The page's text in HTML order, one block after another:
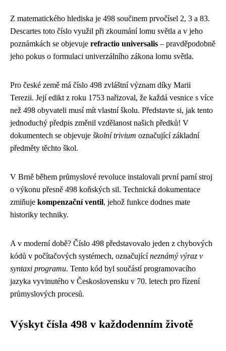
Z matematického hlediska je 498 součinem prvočísel 2, 3 a 83.
Descartes toto číslo využil při zkoumání lomu světla a v jeho
poznámkách se objevuje refractio universalis – pravděpodobně
jeho pokus o formulaci univerzálního zákona lomu světla.
Pro české země má číslo 498 zvláštní význam díky Marii
Terezii. Její edikt z roku 1753 nařizoval, že každá vesnice s více
než 498 obyvateli musí mít vlastní školu. Představte si, jak tento
jednoduchý předpis změnil vzdělanost našich předků! V
dokumentech se objevuje školní trivium označující základní
předměty těchto škol.
V Brně během průmyslové revoluce instalovali první parní stroj
o výkonu přesně 498 koňských sil. Technická dokumentace
zmiňuje kompenzační ventil, jehož funkce dodnes mate
historiky techniky.
A v moderní době? Číslo 498 představovalo jeden z chybových
kódů v počítačových systémech, označujícíneznámý výraz v
syntaxi programu. Tento kód byl součástí programovacího
jazyka vyvinutého v Československu v 70. letech pro řízení
průmyslových procesů.
Výskyt čísla 498 v každodenním životě